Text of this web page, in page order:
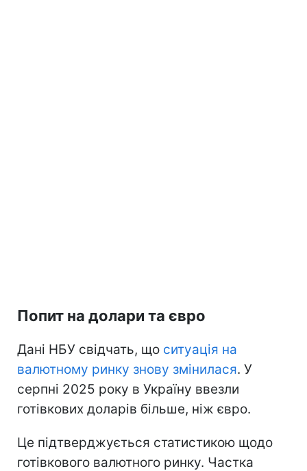
Попит на долари та євро
Дані НБУ свідчать, що ситуація на
валютному ринку знову змінилася. У
серпні 2025 року в Україну ввезли
готівкових доларів більше, ніж євро.
Це підтверджується статистикою щодо
готівкового валютного ринку. Частка